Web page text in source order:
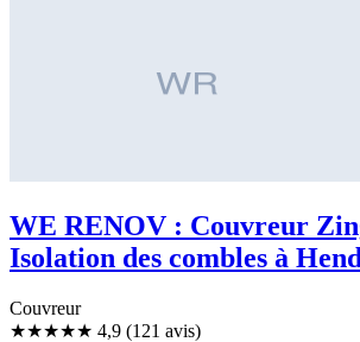
WE RENOV : Couvreur
Isolation des combles à
Couvreur
★★★★★ 4,9 (121 avis)